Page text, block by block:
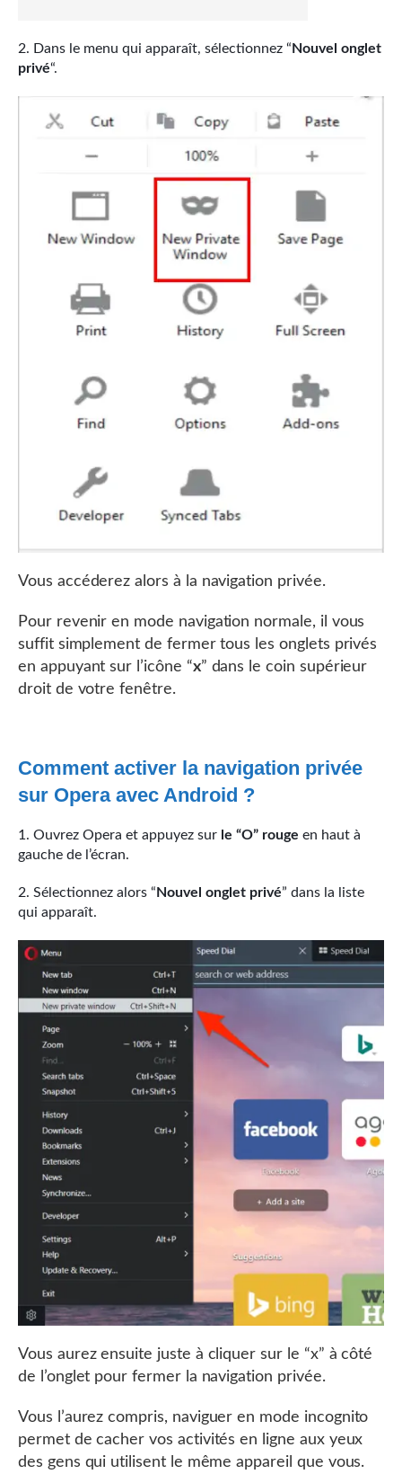
Dans le menu qui apparaît, sélectionnez “ Nouvel onglet
privé“.
Vous accéderez alors à la navigation privée.
Pour revenir en mode navigation normale, il vous
suffit simplement de fermer tous les onglets privés
en appuyant sur l’icône “x” dans le coin supérieur
droit de votre fenêtre.
Comment activer la navigation privée
sur Opera avec Android ?
Ouvrez Opera et appuyez sur le “O” rouge en haut à
gauche de l’écran.
Sélectionnez alors “ Nouvel onglet privé” dans la liste
qui apparaît.
Vous aurez ensuite juste à cliquer sur le “x” à côté
de l’onglet pour fermer la navigation privée.
Vous l’aurez compris, naviguer en mode incognito
permet de cacher vos activités en ligne aux yeux
des gens qui utilisent le même appareil que vous.